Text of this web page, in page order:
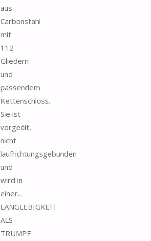
aus
Carbonstahl
mit
112
Gliedern
und
passendem
Kettenschloss.
Sie ist
vorgeölt,
nicht
laufrichtungsgebunden
und
wird in
einer...
LANGLEBIGKEIT
ALS
TRUMPF